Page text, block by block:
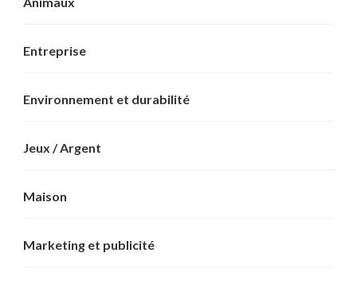
Entreprise
Environnement et durabilité
Jeux / Argent
Maison
Marketing et publicité